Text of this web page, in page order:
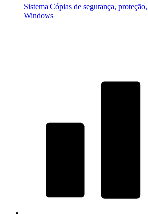
Sistema Cópias de segurança,
Windows